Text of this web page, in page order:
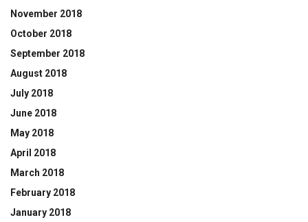
November 2018
October 2018
September 2018
August 2018
July 2018
June 2018
May 2018
April 2018
March 2018
February 2018
January 2018